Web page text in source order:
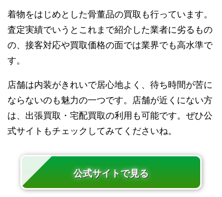
着物をはじめとした骨董品の買取も行っています。
査定実績でいうとこれまで紹介した業者に劣るもの
の、接客対応や買取価格の面では業界でも高水準で
す。
店舗は内装がきれいで居心地よく、待ち時間が苦に
ならないのも魅力の一つです。店舗が近くにない方
は、出張買取・宅配買取の利用も可能です。ぜひ公
式サイトもチェックしてみてくださいね。
公式サイトで見る